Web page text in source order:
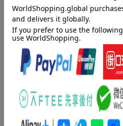
計／他人のふんどし／どさくさ／大
著者情報（「BOOK」デー
クラフト・エヴィング商會（クラ
吉田篤弘と吉田浩美による制作ユ
組み合わせた、独創的な作品を多
集』『らくだこぶ書房２１世紀古
ックデザイン賞を受賞。『どこか
『クラウド・コレクター』、『じ
す』など。また吉田篤弘の著作と